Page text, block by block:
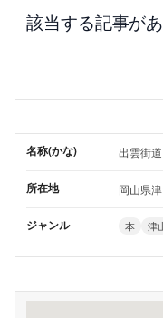
該当する記事があ
名称(かな) 出雲街
所在地 岡山県
ジャンル 本 津